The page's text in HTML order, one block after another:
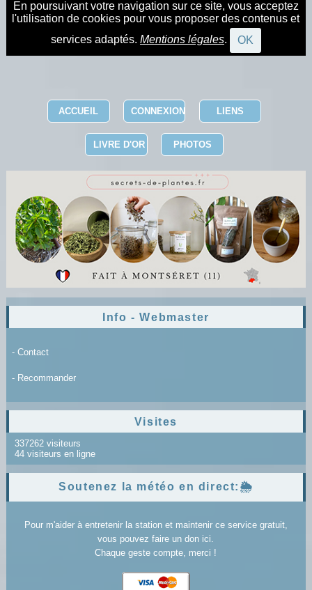
En poursuivant votre navigation sur ce site, vous acceptez
l'utilisation de cookies pour vous proposer des contenus et
services adaptés. Mentions légales. OK
ACCUEIL CONNEXION LIENS
LIVRE D'OR PHOTOS
Info - Webmaster
- Contact
- Recommander
Visites
337262 visiteurs
44 visiteurs en ligne
Soutenez la météo en direct:🌦️
Pour m'aider à entretenir la station et maintenir ce service gratuit,
vous pouvez faire un don ici.
Chaque geste compte, merci !